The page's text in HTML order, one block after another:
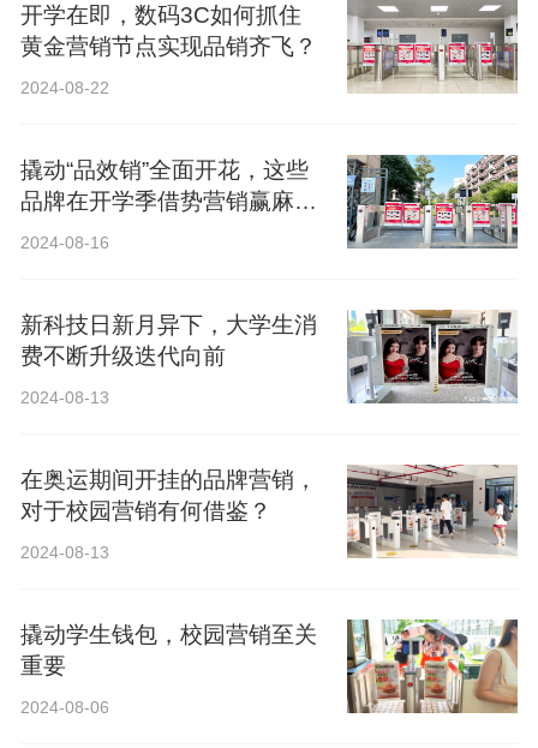
开学在即，数码3C如何抓住
黄金营销节点实现品销齐飞？
2024-08-22
撬动“品效销”全面开花，这些
品牌在开学季借势营销赢麻
了！
2024-08-16
新科技日新月异下，大学生消
费不断升级迭代向前
2024-08-13
在奥运期间开挂的品牌营销，
对于校园营销有何借鉴？
2024-08-13
撬动学生钱包，校园营销至关
重要
2024-08-06